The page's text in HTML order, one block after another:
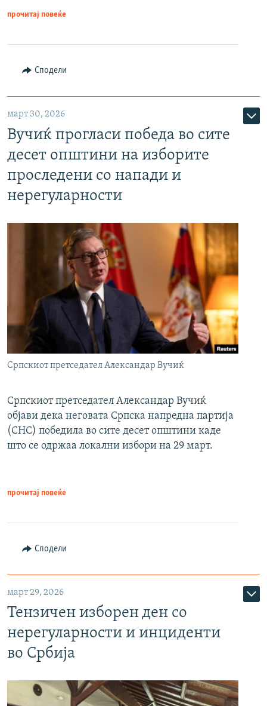
прочитај повеќе
Сподели
март 30, 2026
Вучиќ прогласи победа во сите
десет општини на изборите
проследени со напади и
нерегуларности
Српскиот претседател Александар Вучиќ
Српскиот претседател Александар Вучиќ
објави дека неговата Српска напредна партија
(СНС) победила во сите десет општини каде
што се одржаа локални избори на 29 март.
прочитај повеќе
Сподели
март 29, 2026
Тензичен изборен ден со
нерегуларности и инциденти
во Србија